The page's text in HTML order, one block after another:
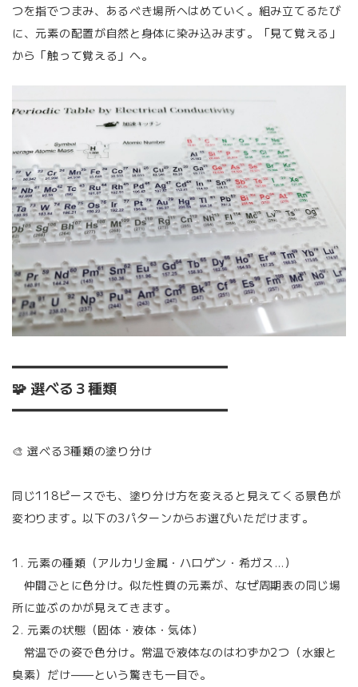
つを指でつまみ、あるべき場所へはめていく。組み立てるたび
に、元素の配置が自然と身体に染み込みます。「見て覚える」
から「触って覚える」へ。
━━━━━━━━━━━━━━━
🧩 選べる３種類
━━━━━━━━━━━━━━━
🎨 選べる3種類の塗り分け
同じ118ピースでも、塗り分け方を変えると見えてくる景色が
変わります。以下の3パターンからお選びいただけます。
1. 元素の種類（アルカリ金属・ハロゲン・希ガス…）
仲間ごとに色分け。似た性質の元素が、なぜ周期表の同じ場
所に並ぶのかが見えてきます。
2. 元素の状態（固体・液体・気体）
常温での姿で色分け。常温で液体なのはわずか2つ（水銀と
臭素）だけ——という驚きも一目で。